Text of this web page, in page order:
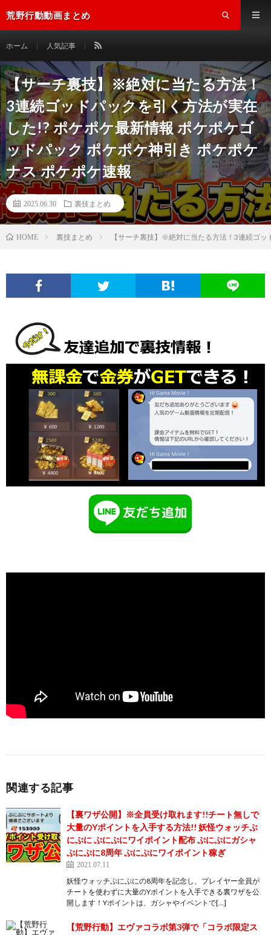
荒野行動動画まとめ
ホーム 人気記事
【サーチ裏技】※絶対に当たる方法！
3連続ゴッドパックを引く方法が実在
した!? ポケポケ最新情報 ポケポケゴ
ッドパック ポケポケ神引き ポケポケ
ナス ポケポケ速報
2025.06.30 裏技まとめ
HOME 裏技まとめ 【サーチ裏技】※絶対に当たる方法！3連続ゴ
関連する記事
【裏ワザ公開】※全員受け取れます!!チート無しで
大量のYポイントを入手する方法!! 妖怪ウォッチぷ
にぷに ぷにぷにワイポイント配布 ぷにぷにガシャ
ぷにぷに8周年 ぷにぷにワイポイント稼ぎ
2021.07.11
妖怪ウォッチぷにぷにの8周年を記念し、プレイヤー全員が
チートを使わずに大量のYポイントを入手できる裏ワザを公
開します！Yポイントは、ガシャやイベントで[…]
【荒野行動】エヴァコラボ第3弾で「コラボ限定ス